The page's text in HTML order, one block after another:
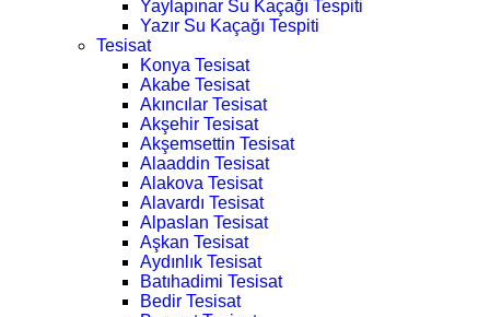
Yaylapınar Su Kaçağı Tespiti
Yazır Su Kaçağı Tespiti
Tesisat
Konya Tesisat
Akabe Tesisat
Akıncılar Tesisat
Akşehir Tesisat
Akşemsettin Tesisat
Alaaddin Tesisat
Alakova Tesisat
Alavardı Tesisat
Alpaslan Tesisat
Aşkan Tesisat
Aydınlık Tesisat
Batıhadimi Tesisat
Bedir Tesisat